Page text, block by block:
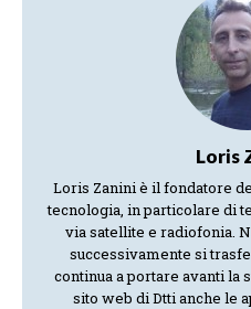
Loris
Loris Zanini è il fondatore
tecnologia, in particolare di
via satellite e radiofonia.
successivamente si
continua a portare avanti la
sito web di Dtti anche le